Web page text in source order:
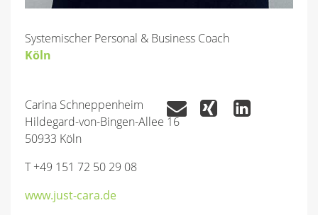
Systemischer Personal & Business Coach
Köln
Carina Schneppenheim
Hildegard-von-Bingen-Allee 16
50933 Köln
T +49 151 72 50 29 08
www.just-cara.de